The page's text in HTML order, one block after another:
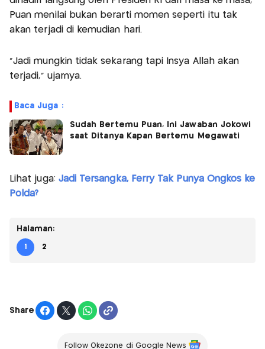
Puan menilai bukan berarti momen seperti itu tak
akan terjadi di kemudian hari.
“Jadi mungkin tidak sekarang tapi Insya Allah akan
terjadi,” ujarnya.
Baca Juga :
Sudah Bertemu Puan, Ini Jawaban Jokowi
saat Ditanya Kapan Bertemu Megawati
Lihat juga: Jadi Tersangka, Ferry Tak Punya Ongkos ke
Polda?
Halaman:
1 2
Share
Follow Okezone di Google News